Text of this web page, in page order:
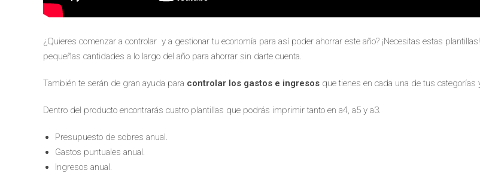
¿Quieres comenzar a controlar y a gestionar tu economía para así poder ahorrar este año? ¡Necesitas estas
pequeñas cantidades a lo largo del año para ahorrar sin darte cuenta.
También te serán de gran ayuda para controlar los gastos e ingresos que tienes en cada una de tus
Dentro del producto encontrarás cuatro plantillas que podrás imprimir tanto en a4, a5 y a3.
Presupuesto de sobres anual.
Gastos puntuales anual.
Ingresos anual.